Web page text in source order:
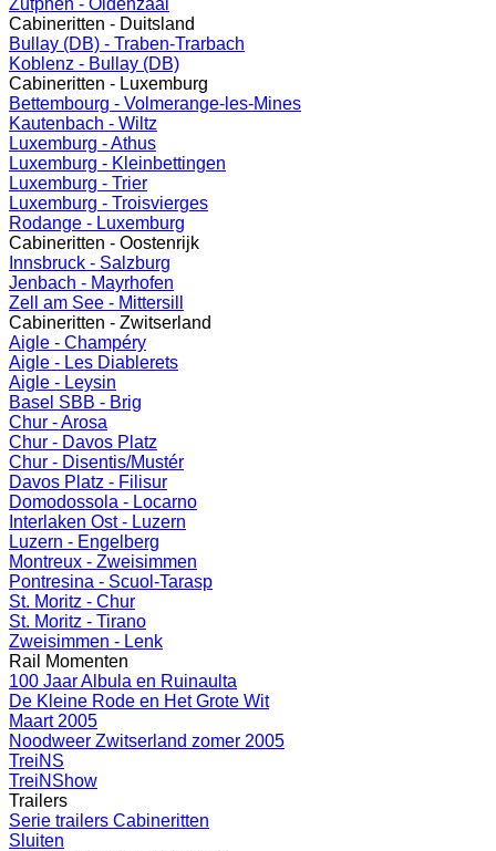
Zutphen - Oldenzaal
Cabineritten - Duitsland
Bullay (DB) - Traben-Trarbach
Koblenz - Bullay (DB)
Cabineritten - Luxemburg
Bettembourg - Volmerange-les-Mines
Kautenbach - Wiltz
Luxemburg - Athus
Luxemburg - Kleinbettingen
Luxemburg - Trier
Luxemburg - Troisvierges
Rodange - Luxemburg
Cabineritten - Oostenrijk
Innsbruck - Salzburg
Jenbach - Mayrhofen
Zell am See - Mittersill
Cabineritten - Zwitserland
Aigle - Champéry
Aigle - Les Diablerets
Aigle - Leysin
Basel SBB - Brig
Chur - Arosa
Chur - Davos Platz
Chur - Disentis/Mustér
Davos Platz - Filisur
Domodossola - Locarno
Interlaken Ost - Luzern
Luzern - Engelberg
Montreux - Zweisimmen
Pontresina - Scuol-Tarasp
St. Moritz - Chur
St. Moritz - Tirano
Zweisimmen - Lenk
Rail Momenten
100 Jaar Albula en Ruinaulta
De Kleine Rode en Het Grote Wit
Maart 2005
Noodweer Zwitserland zomer 2005
TreiNS
TreiNShow
Trailers
Serie trailers Cabineritten
Sluiten